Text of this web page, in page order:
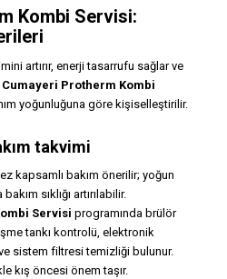
Kombi Servisi:
artırır, enerji tasarrufu sağlar ve
Cumayeri Protherm Kombi
yoğunluğuna göre kişiselleştirilir.
takvimi
kapsamlı bakım önerilir; yoğun
sıklığı artırılabilir.
Servisi programında brülör
tankı kontrolü, elektronik
sistem filtresi temizliği bulunur.
kış öncesi önem taşır.